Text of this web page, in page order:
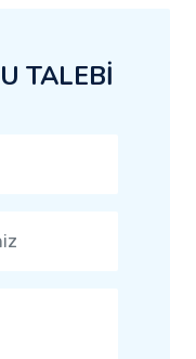
TALEBİ